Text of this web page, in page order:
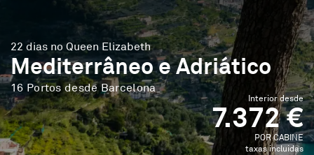
22 dias no Queen Elizabeth
Mediterrâneo e Adriático
16 Portos desde Barcelona
Interior desde
7.372 €
POR CABINE
taxas incluidas